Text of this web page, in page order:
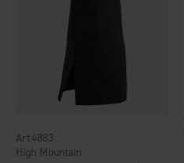
High Mountain
4883